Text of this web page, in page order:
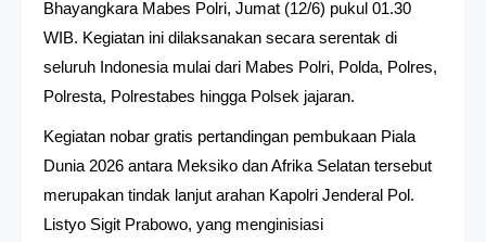
Bhayangkara Mabes Polri, Jumat (12/6) pukul 01.30
WIB. Kegiatan ini dilaksanakan secara serentak di
seluruh Indonesia mulai dari Mabes Polri, Polda, Polres,
Polresta, Polrestabes hingga Polsek jajaran.
Kegiatan nobar gratis pertandingan pembukaan Piala
Dunia 2026 antara Meksiko dan Afrika Selatan tersebut
merupakan tindak lanjut arahan Kapolri Jenderal Pol.
Listyo Sigit Prabowo, yang menginisiasi